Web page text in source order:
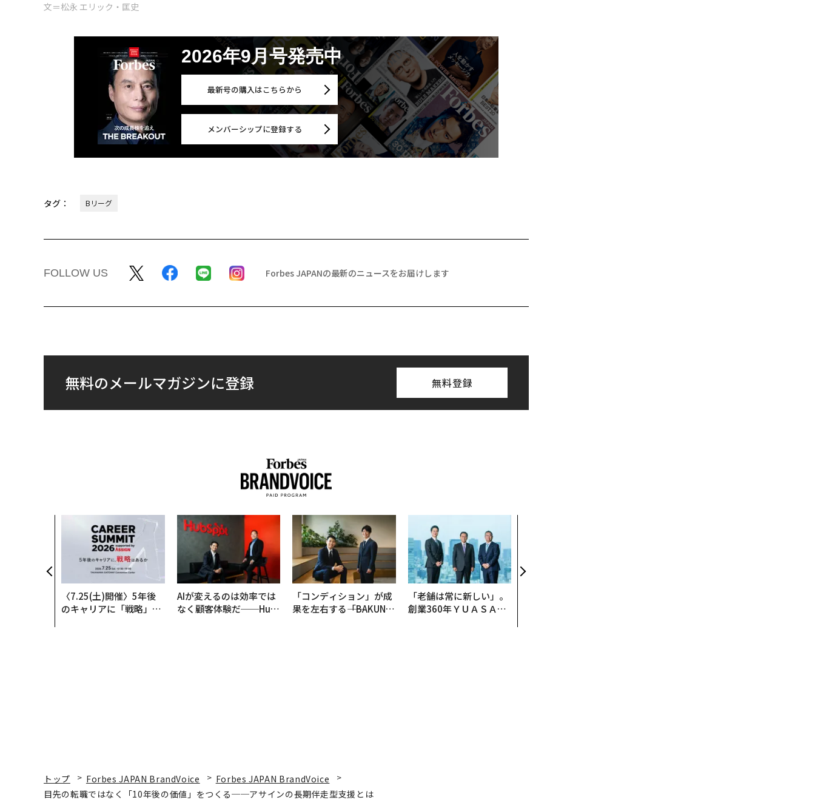
文＝松永 エリック・匡史
2026年9月号発売中
最新号の購入はこちらから
メンバーシップに登録する
タグ： Bリーグ
FOLLOW US Forbes JAPANの最新のニュースをお届けします
無料のメールマガジンに登録 無料登録
〈7.25(土)開催〉5年後
のキャリアに「戦略」は
AIが変えるのは効率では
なく顧客体験だ──Hub
「コンディション」が成
果を左右する――「BAKUN
「老舗は常に新しい」。
創業360年ＹＵＡＳＡと
トップ Forbes JAPAN BrandVoice
Forbes JAPAN BrandVoice
目先の転職ではなく「10年後の価値」をつくる──アサインの長期伴走型支援とは